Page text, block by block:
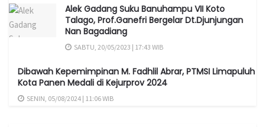
Alek Gadang Suku Banuhampu VII Koto
Talago, Prof.Ganefri Bergelar Dt.Djunjungan
Nan Bagadiang
SABTU, 20/05/2023 | 17:43 WIB
Dibawah Kepemimpinan M. Fadhlil Abrar, PTMSI Limapuluh
Kota Panen Medali di Kejurprov 2024
SENIN, 05/08/2024 | 11:06 WIB